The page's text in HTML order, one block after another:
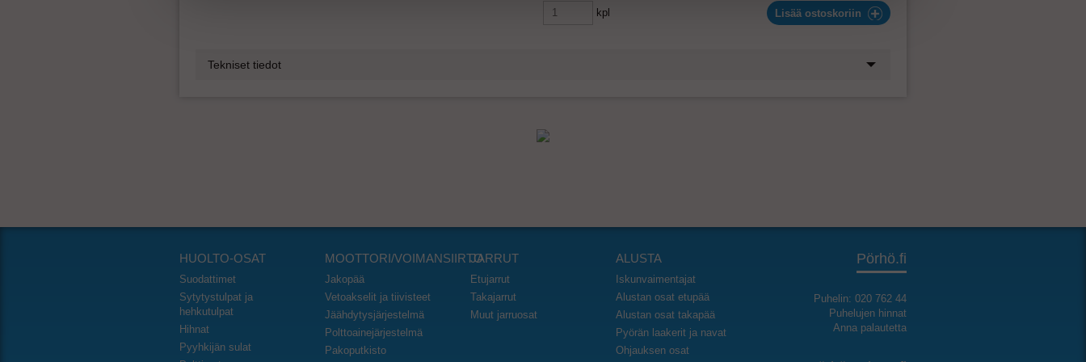
kpl
Lisää ostoskoriin
Tekniset tiedot
HUOLTO-OSAT
Suodattimet
Sytytystulpat ja
hehkutulpat
Hihnat
Pyyhkijän sulat
MOOTTORI/VOIMANSIIRTO
Jakopää
Vetoakselit ja tiivisteet
Jäähdytysjärjestelmä
Polttoainejärjestelmä
Pakoputkisto
JARRUT
Etujarrut
Takajarrut
Muut jarruosat
ALUSTA
Iskunvaimentajat
Alustan osat etupää
Alustan osat takapää
Pyörän laakerit ja navat
Ohjauksen osat
Pörhö.fi
Puhelin: 020 762 44
Puhelujen hinnat
Anna palautetta